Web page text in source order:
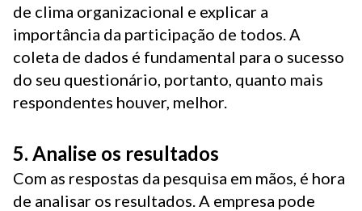
de clima organizacional e explicar a
importância da participação de todos. A
coleta de dados é fundamental para o sucesso
do seu questionário, portanto, quanto mais
respondentes houver, melhor.
5. Analise os resultados
Com as respostas da pesquisa em mãos, é hora
de analisar os resultados. A empresa pode